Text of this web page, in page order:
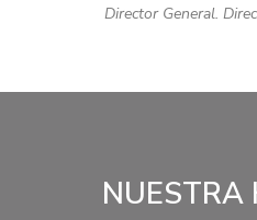
Director General.
NUESTRA